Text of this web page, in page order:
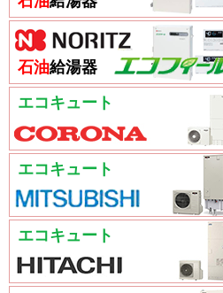
石油給湯器
エコキュート
エコキュート
エコキュート